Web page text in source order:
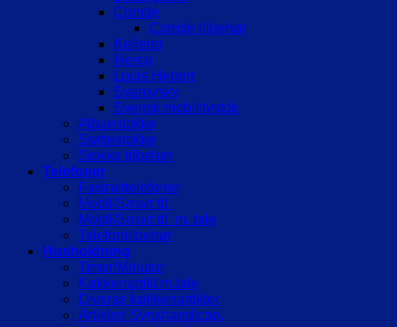
Comde
Comde tilbehør
Kellerer
Merco
Louis Hebert
Svarovsky
Svensk mobilitystok
Albuestokke
Støttestokke
Stokke tilbehør
Telefoner
Fastnettelefoner
Mobil/Smart tlf.
Mobil/Smart tlf. m. tale
Telefontilbehør
Husholdning
Timer/Minutur
Køkkenartikl.m.tale
Diverse køkkenartikler
Artikler/ Synshandicap.